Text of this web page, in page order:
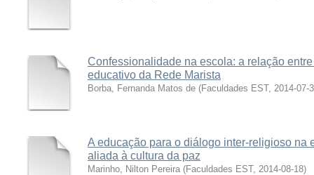
Confessionalidade na escola: a relação
educativo da Rede Marista
Borba, Fernanda Matos de (Faculdades EST, 2014-07-
A educação para o diálogo inter-religioso na
aliada à cultura da paz
Marinho, Nilton Pereira (Faculdades EST, 2014-08-18)